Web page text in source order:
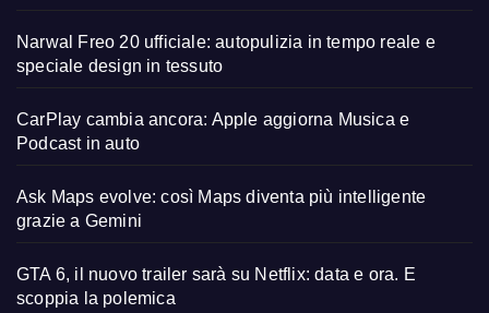
Narwal Freo 20 ufficiale: autopulizia in tempo reale e
speciale design in tessuto
CarPlay cambia ancora: Apple aggiorna Musica e
Podcast in auto
Ask Maps evolve: così Maps diventa più intelligente
grazie a Gemini
GTA 6, il nuovo trailer sarà su Netflix: data e ora. E
scoppia la polemica